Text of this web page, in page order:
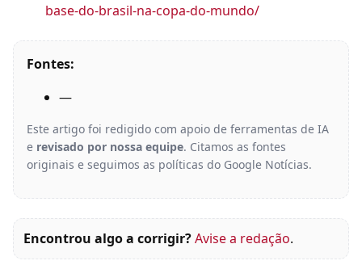
base-do-brasil-na-copa-do-mundo/
Fontes:
—
Este artigo foi redigido com apoio de ferramentas de IA
e revisado por nossa equipe. Citamos as fontes
originais e seguimos as políticas do Google Notícias.
Encontrou algo a corrigir?Avise a redação.